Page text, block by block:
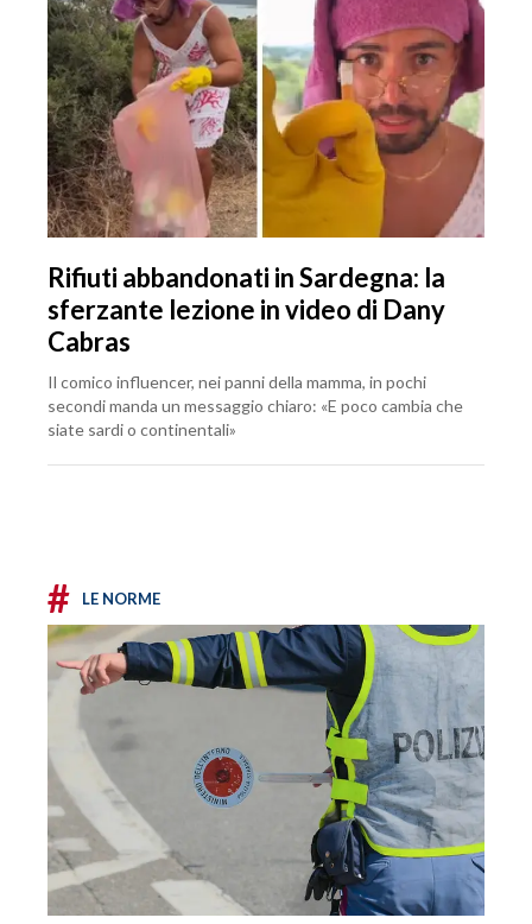
Rifiuti abbandonati in Sardegna: la
sferzante lezione in video di Dany
Cabras
Il comico influencer, nei panni della mamma, in pochi
secondi manda un messaggio chiaro: «E poco cambia che
siate sardi o continentali»
# LE NORME